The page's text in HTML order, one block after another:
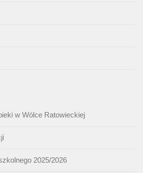
w Wólce Ratowieckiej
2025/2026